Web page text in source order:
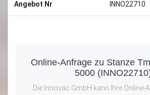
Angebot Nr INNO22710
Online-Anfrage zu Stanze
5000
Die Innovac GmbH kann Ihre Online-